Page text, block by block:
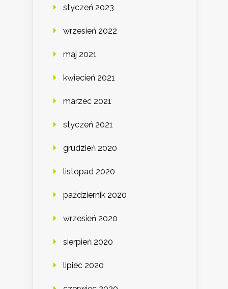
styczeń 2023
wrzesień 2022
maj 2021
kwiecień 2021
marzec 2021
styczeń 2021
grudzień 2020
listopad 2020
październik 2020
wrzesień 2020
sierpień 2020
lipiec 2020